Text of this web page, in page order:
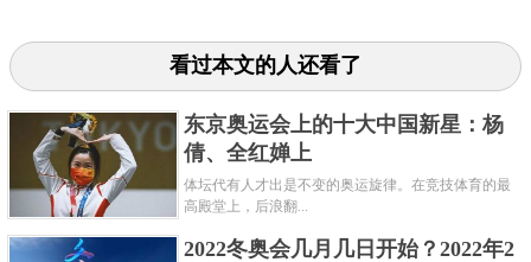
看过本文的人还看了
东京奥运会上的十大中国新星：杨
倩、全红婵上
体坛代有人才出是不变的奥运旋律。在竞技体育的最
高殿堂上，后浪翻...
2022冬奥会几月几日开始？2022年2